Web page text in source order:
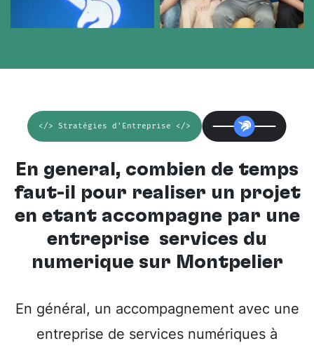
</> Stratégies d'Entreprise </>
En général, combien de temps
faut-il pour réaliser un projet
en étant accompagné par une
entreprise services du
numérique sur Montpelier
En général, un accompagnement avec une
entreprise de services numériques à